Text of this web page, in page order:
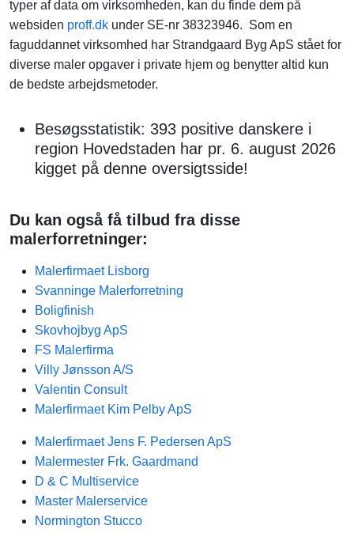
typer af data om virksomheden, kan du finde dem på
websiden proff.dk under SE-nr 38323946. Som en
faguddannet virksomhed har Strandgaard Byg ApS stået for
diverse maler opgaver i private hjem og benytter altid kun
de bedste arbejdsmetoder.
Besøgsstatistik: 393 positive danskere i
region Hovedstaden har pr. 6. august 2026
kigget på denne oversigtsside!
Du kan også få tilbud fra disse
malerforretninger:
Malerfirmaet Lisborg
Svanninge Malerforretning
Boligfinish
Skovhojbyg ApS
FS Malerfirma
Villy Jønsson A/S
Valentin Consult
Malerfirmaet Kim Pelby ApS
Malerfirmaet Jens F. Pedersen ApS
Malermester Frk. Gaardmand
D & C Multiservice
Master Malerservice
Normington Stucco